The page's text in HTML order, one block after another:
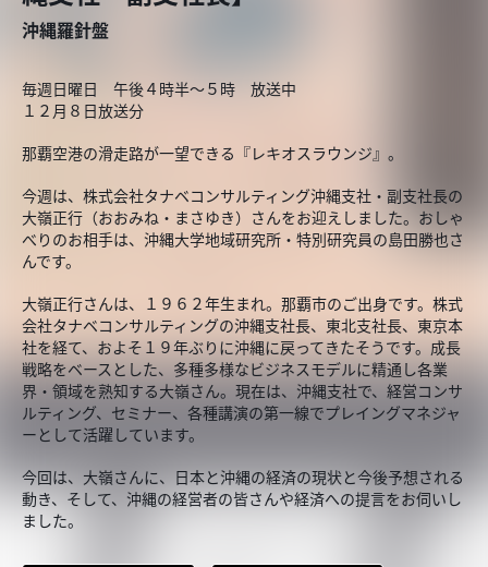
沖縄羅針盤
毎週日曜日 午後４時半～５時 放送中
１２月８日放送分
那覇空港の滑走路が一望できる『レキオスラウンジ』。
今週は、株式会社タナベコンサルティング沖縄支社・副支社長の
大嶺正行（おおみね・まさゆき）さんをお迎えしました。おしゃ
べりのお相手は、沖縄大学地域研究所・特別研究員の島田勝也さ
んです。
大嶺正行さんは、１９６２年生まれ。那覇市のご出身です。株式
会社タナベコンサルティングの沖縄支社長、東北支社長、東京本
社を経て、およそ１９年ぶりに沖縄に戻ってきたそうです。成長
戦略をベースとした、多種多様なビジネスモデルに精通し各業
界・領域を熟知する大嶺さん。現在は、沖縄支社で、経営コンサ
ルティング、セミナー、各種講演の第一線でプレイングマネジャ
ーとして活躍しています。
今回は、大嶺さんに、日本と沖縄の経済の現状と今後予想される
動き、そして、沖縄の経営者の皆さんや経済への提言をお伺いし
ました。